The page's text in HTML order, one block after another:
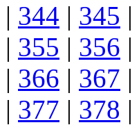
| 344 | 345 |
| 355 | 356 |
| 366 | 367 |
| 377 | 378 |